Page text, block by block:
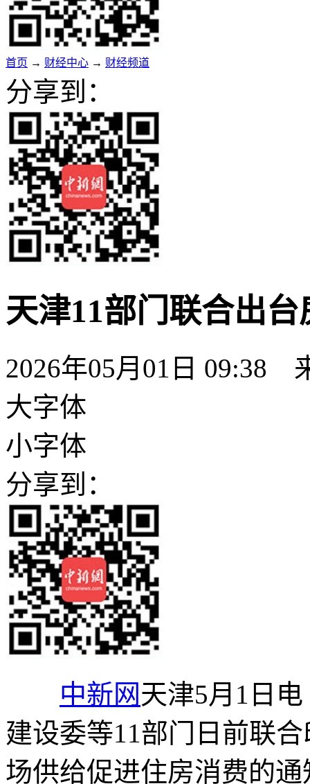
首页 → 财经中心 → 财经频道
分享到：
天津11部门联合出
2026年05月01日 09:38
大字体
小字体
分享到：
中新网天津5月1日
建设委等11部门日前联
场供给促进住房消费的